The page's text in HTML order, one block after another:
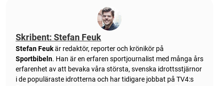
Skribent: Stefan Feuk
Stefan Feukär redaktör, reporter och krönikör på
Sportbibeln. Han är en erfaren sportjournalist med många års
erfarenhet av att bevaka våra största, svenska idrottsstjärnor
i de populäraste idrotterna och har tidigare jobbat på TV4:s